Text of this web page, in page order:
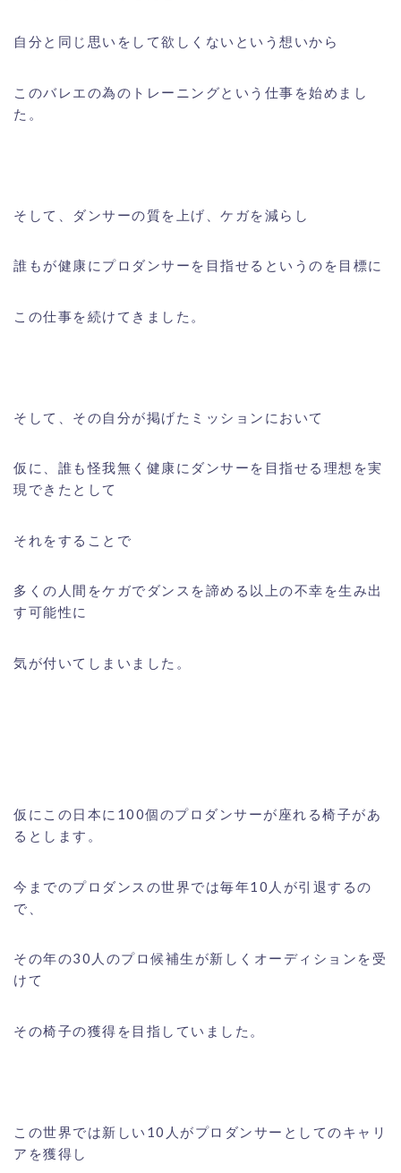
自分と同じ思いをして欲しくないという想いから
このバレエの為のトレーニングという仕事を始めまし
た。
そして、ダンサーの質を上げ、ケガを減らし
誰もが健康にプロダンサーを目指せるというのを目標に
この仕事を続けてきました。
そして、その自分が掲げたミッションにおいて
仮に、誰も怪我無く健康にダンサーを目指せる理想を実
現できたとして
それをすることで
多くの人間をケガでダンスを諦める以上の不幸を生み出
す可能性に
気が付いてしまいました。
仮にこの日本に100個のプロダンサーが座れる椅子があ
るとします。
今までのプロダンスの世界では毎年10人が引退するの
で、
その年の30人のプロ候補生が新しくオーディションを受
けて
その椅子の獲得を目指していました。
この世界では新しい10人がプロダンサーとしてのキャリ
アを獲得し